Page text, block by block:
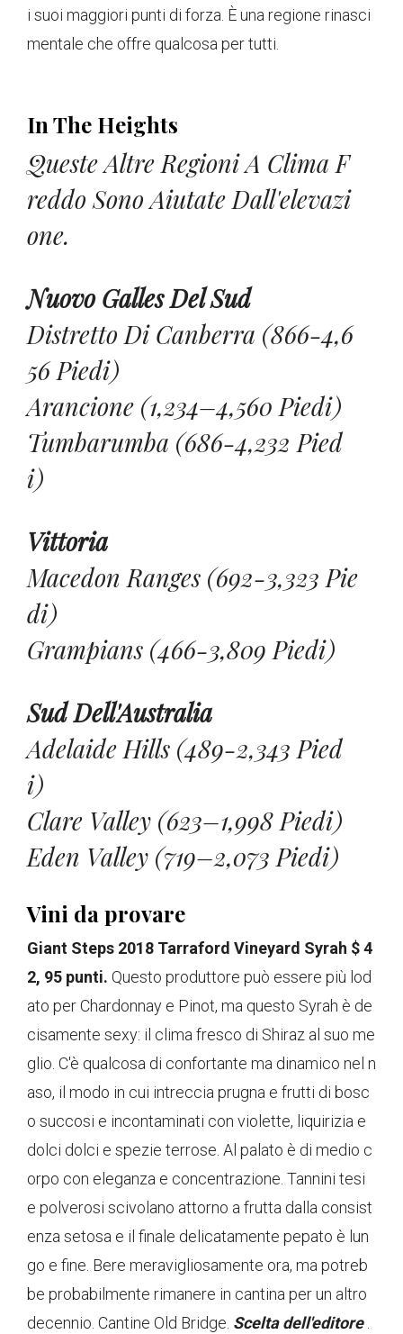
i suoi maggiori punti di forza. È una regione rinasci
mentale che offre qualcosa per tutti.
In The Heights
Queste Altre Regioni A Clima F
Reddo Sono Aiutate Dall'elevazi
One.
Nuovo Galles Del Sud
Distretto Di Canberra (866-4,6
56 Piedi)
Arancione (1,234–4,560 Piedi)
Tumbarumba (686-4,232 Pied
I)
Vittoria
Macedon Ranges (692-3,323 Pie
Di)
Grampians (466-3,809 Piedi)
Sud Dell'Australia
Adelaide Hills (489-2,343 Pied
I)
Clare Valley (623–1,998 Piedi)
Eden Valley (719–2,073 Piedi)
Vini da provare
Giant Steps 2018 Tarraford Vineyard Syrah $ 4
2, 95 punti. Questo produttore può essere più lod
ato per Chardonnay e Pinot, ma questo Syrah è de
cisamente sexy: il clima fresco di Shiraz al suo me
glio. C'è qualcosa di confortante ma dinamico nel n
aso, il modo in cui intreccia prugna e frutti di bosc
o succosi e incontaminati con violette, liquirizia e
dolci dolci e spezie terrose. Al palato è di medio c
orpo con eleganza e concentrazione. Tannini tesi
e polverosi scivolano attorno a frutta dalla consist
enza setosa e il finale delicatamente pepato è lun
go e fine. Bere meravigliosamente ora, ma potreb
be probabilmente rimanere in cantina per un altro
decennio. Cantine Old Bridge. Scelta dell'editore .